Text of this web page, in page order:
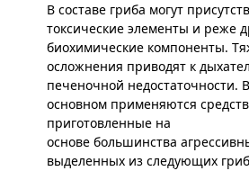
В составе гриба могут
токсические элементы и реже
биохимические компоненты.
осложнения приводят к
печеночной недостаточности.
основном применяются
приготовленные на
основе большинства
выделенных из следующих